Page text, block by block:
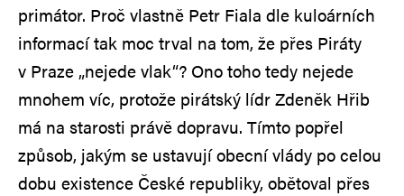
primátor. Proč vlastně Petr Fiala dle kuloárních
informací tak moc trval na tom, že přes Piráty
v Praze „nejede vlak“? Ono toho tedy nejede
mnohem víc, protože pirátský lídr Zdeněk Hřib
má na starosti právě dopravu. Tímto popřel
způsob, jakým se ustavují obecní vlády po celou
dobu existence České republiky, obětoval přes